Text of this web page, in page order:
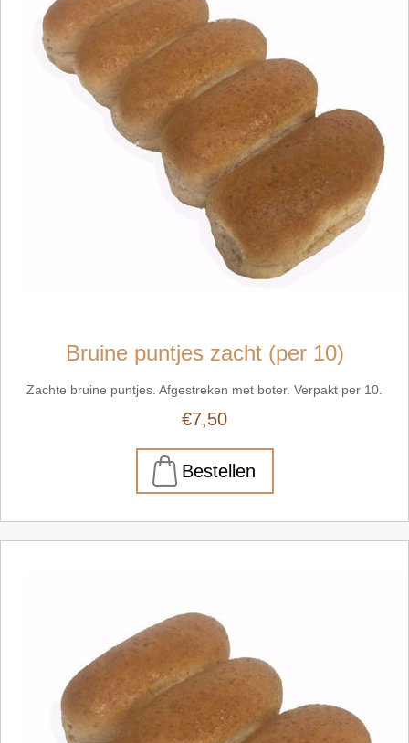
Bruine puntjes zacht (per 10)
Zachte bruine puntjes. Afgestreken met boter. Verpakt per 10.
€7,50